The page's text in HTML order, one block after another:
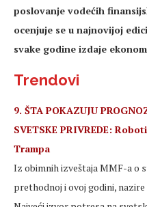
poslovanje vodećih
ocenjuje se u najnovijoj
svake godine izdaje
Trendovi
9. ŠTA POKAZUJU
SVETSKE PRIVREDE:
Trampa
Iz obimnih izveštaja MMF-a o
prethodnoj i ovoj godini,